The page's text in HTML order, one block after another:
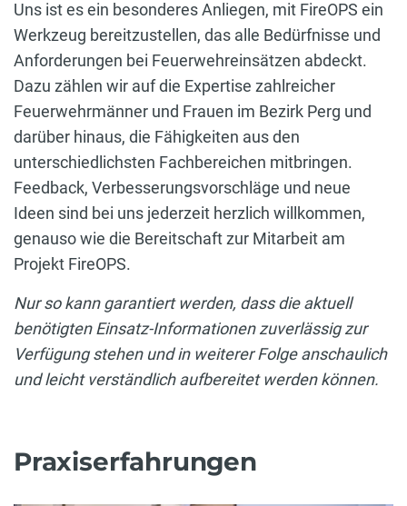
Uns ist es ein besonderes Anliegen, mit FireOPS ein
Werkzeug bereitzustellen, das alle Bedürfnisse und
Anforderungen bei Feuerwehreinsätzen abdeckt.
Dazu zählen wir auf die Expertise zahlreicher
Feuerwehrmänner und Frauen im Bezirk Perg und
darüber hinaus, die Fähigkeiten aus den
unterschiedlichsten Fachbereichen mitbringen.
Feedback, Verbesserungsvorschläge und neue
Ideen sind bei uns jederzeit herzlich willkommen,
genauso wie die Bereitschaft zur Mitarbeit am
Projekt FireOPS.
Nur so kann garantiert werden, dass die aktuell
benötigten Einsatz-Informationen zuverlässig zur
Verfügung stehen und in weiterer Folge anschaulich
und leicht verständlich aufbereitet werden können.
Praxiserfahrungen